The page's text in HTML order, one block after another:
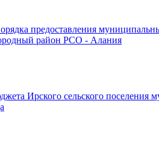
предоставления
район РСО - Алания
Ирского сельского